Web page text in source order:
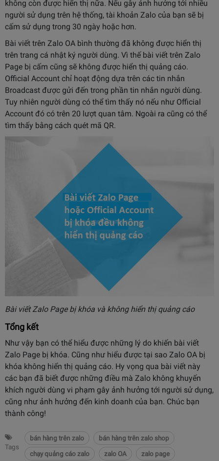
không còn được hiển thị nữa. Nếu gây ảnh hưởng tới nhiều
người sử dụng trên hệ thống, tài khoản Zalo của bạn sẽ bị
cấm sử dụng trong 30 ngày hoặc hơn.
Bài viết trên Zalo OA bình thường đã không được hiển thị
trên trang cá nhật ký người dùng. Vì thế bài viết trên Zalo
Page bị cấm cũng sẽ không được hiển thị quảng cáo.
Official Account chỉ hoạt động dựa trên các tin nhắn
Broadcast được gửi đến trong phần tin nhắn người dùng.
Tuy nhiên người dùng có thể tìm thấy nó nếu như Official
Account đó có trên 20 lượt quan tâm. Ngoài ra cũng có thể
tìm thấy bằng cách quét mã QR.
Bài viết Zalo Page bị khóa và không hiển thị quảng cáo
Tổng kết
Như vậy bạn có thể hiểu được những lý do khiến bài viết
Zalo Page bị khóa. Cũng như hiểu được tại sao Zalo OA bị
khóa không hiển thị quảng cáo. Hy vọng qua bài viết này
các bạn đã biết được những điều mà Zalo không khuyến
khích người dùng vi phạm gây ảnh hưởng tới người sử dụng,
cũng như ảnh hưởng đến kinh doanh của bạn. Chúc bạn
thành công!
Tags
bán hàng trên zalo
bán hàng trên zalo shop
chạy quảng cáo zalo
zalo OA
zalo page